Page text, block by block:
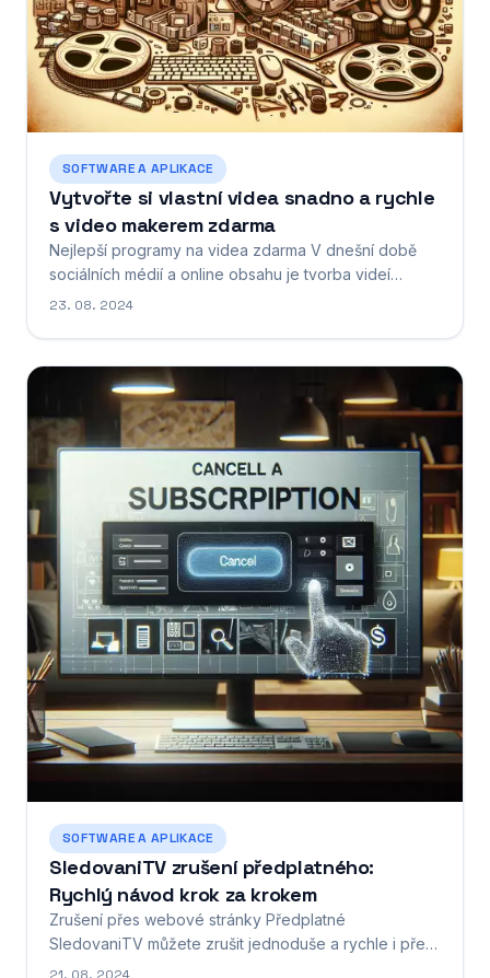
SOFTWARE A APLIKACE
Vytvořte si vlastní videa snadno a rychle
s video makerem zdarma
Nejlepší programy na videa zdarma V dnešní době
sociálních médií a online obsahu je tvorba videí
dostupnější než kdy dříve. Existuje spousta
potřebujete sestříhat krátký klip na Instagram, nebo
vytvořit poutavou...
23. 08. 2024
SOFTWARE A APLIKACE
SledovaniTV zrušení předplatného:
Rychlý návod krok za krokem
Zrušení přes webové stránky Předplatné
SledovaniTV můžete zrušit jednoduše a rychle i přes
webové stránky. Stačí se přihlásit ke svému účtu a